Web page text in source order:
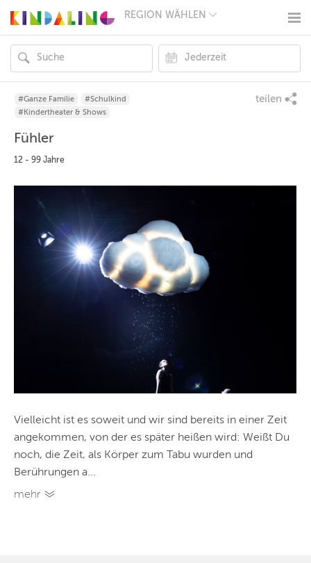
REGION WÄHLEN
MÜNCHEN
HAMBURG
FRANKFURT
KÖLN
ANDERE
REGIONEN
#Ganze Familie
#Schulkind
#Kindertheater & Shows
teilen
Fühler
12 - 99 Jahre
Vielleicht ist es soweit und wir sind bereits in einer Zeit
angekommen, von der es später heißen wird: Weißt Du
noch, die Zeit, als Körper zum Tabu wurden und
Berührungen a...
mehr